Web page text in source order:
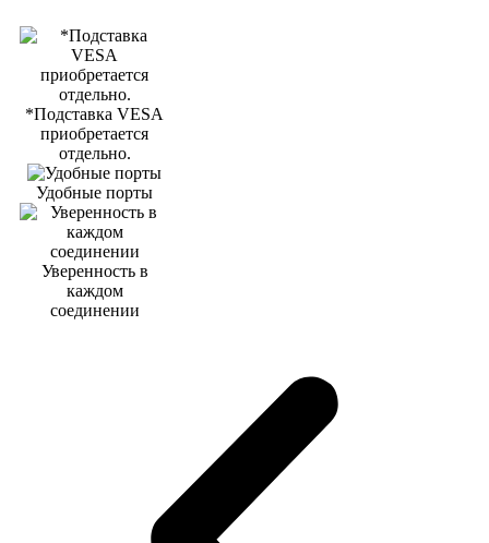
*Подставка VESA
приобретается
отдельно.
Удобные порты
Уверенность в
каждом
соединении